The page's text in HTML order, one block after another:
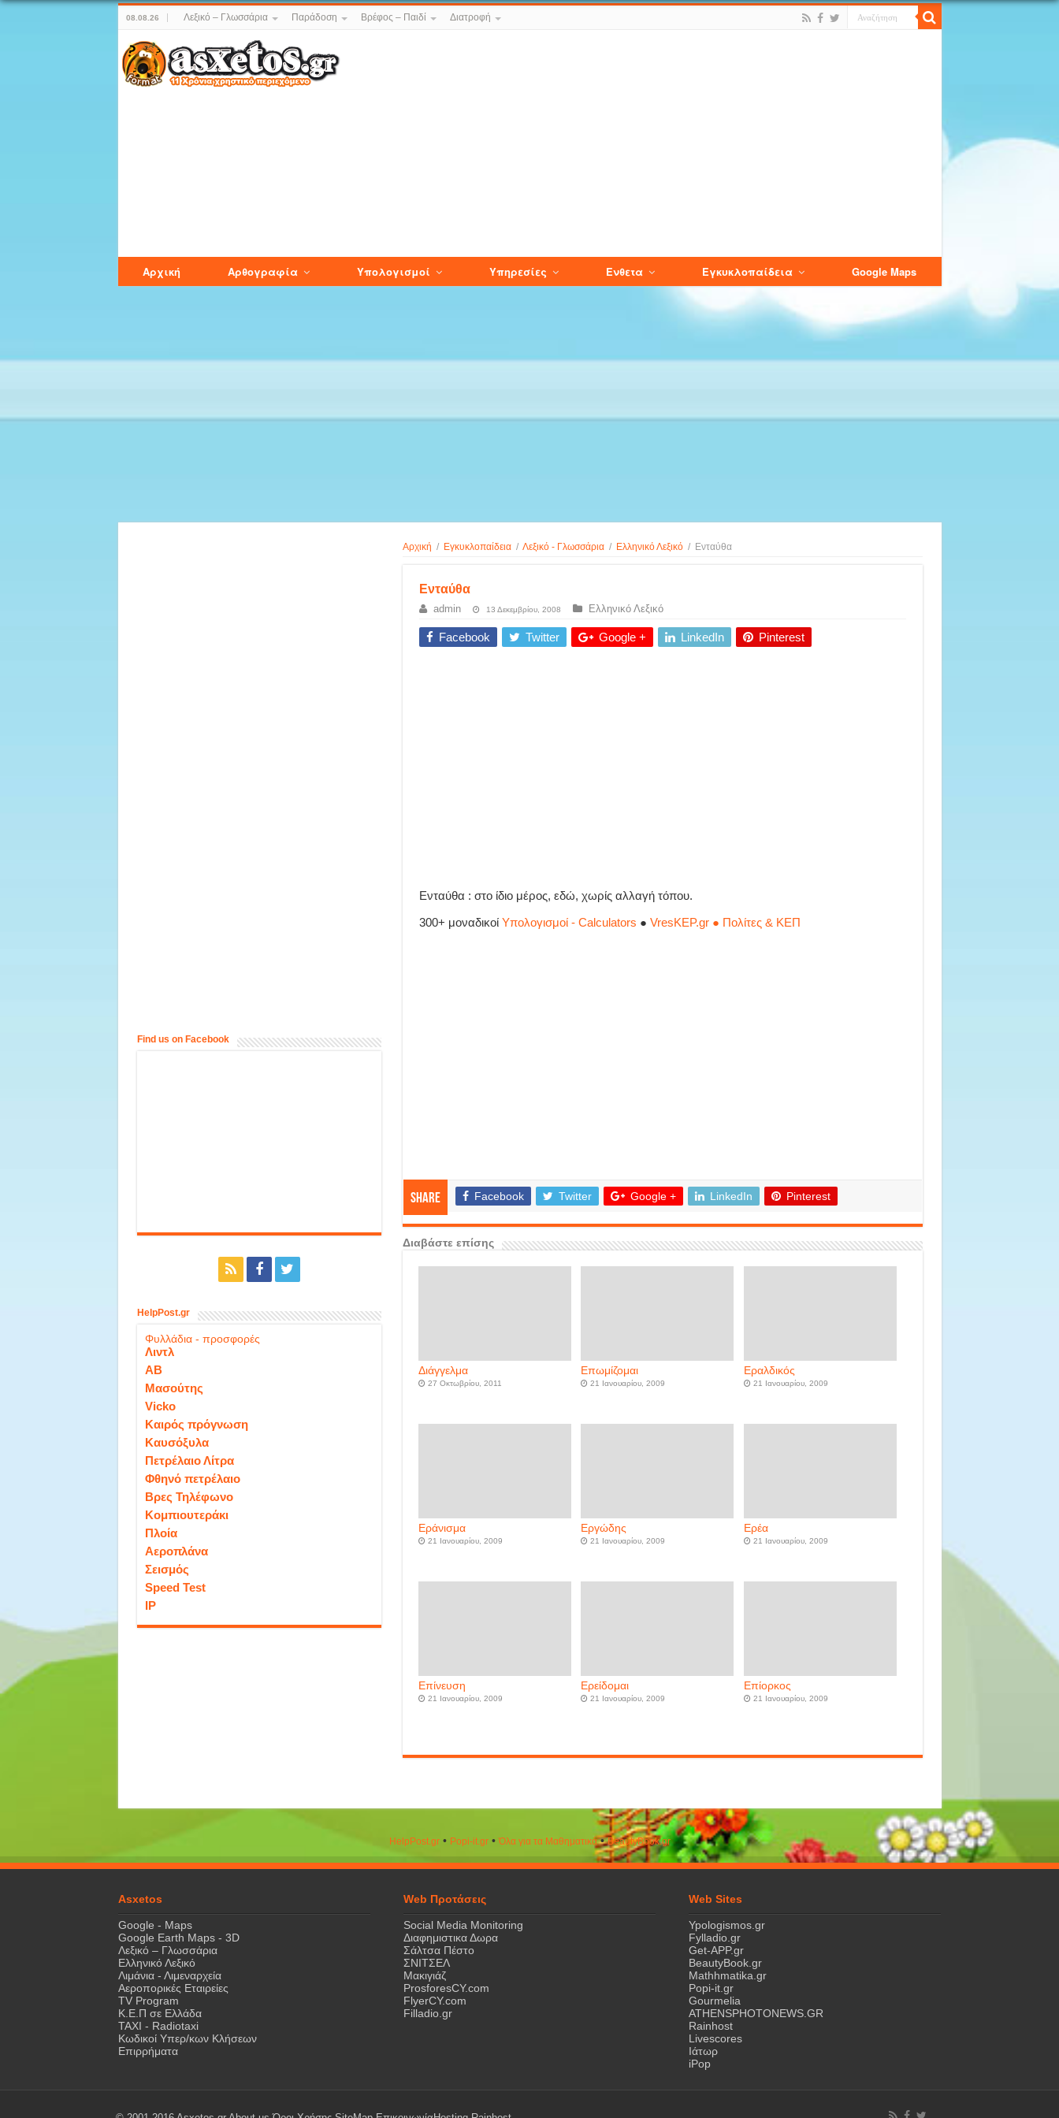
08.08.26 Λεξικό – Γλωσσάρια Παράδοση Βρέφος – Παιδί Διατροφή
Αρχική Αρθογραφία Υπολογισμοί Υπηρεσίες Ενθετα Εγκυκλοπαίδεια Google Maps
Αρχική / Εγκυκλοπαίδεια / Λεξικό - Γλωσσάρια / Ελληνικό Λεξικό / Ενταύθα
Ενταύθα
admin 13 Δεκεμβρίου, 2008 Ελληνικό Λεξικό
Facebook Twitter Google + LinkedIn Pinterest
Ενταύθα : στο ίδιο μέρος, εδώ, χωρίς αλλαγή τόπου.
300+ μοναδικοί Υπολογισμοί - Calculators ● VresKEP.gr ● Πολίτες & ΚΕΠ
Share Facebook Twitter Google + LinkedIn Pinterest
Διαβάστε επίσης
Διάγγελμα
27 Οκτωβρίου, 2011
Επωμίζομαι
21 Ιανουαρίου, 2009
Εραλδικός
21 Ιανουαρίου, 2009
Εράνισμα
21 Ιανουαρίου, 2009
Εργώδης
21 Ιανουαρίου, 2009
Ερέα
21 Ιανουαρίου, 2009
Επίνευση
21 Ιανουαρίου, 2009
Ερείδομαι
21 Ιανουαρίου, 2009
Επίορκος
21 Ιανουαρίου, 2009
Find us on Facebook
HelpPost.gr
Φυλλάδια - προσφορές
Λιντλ
ΑΒ
Μασούτης
Vicko
Καιρός πρόγνωση
Καυσόξυλα
Πετρέλαιο Λίτρα
Φθηνό πετρέλαιο
Βρες Τηλέφωνο
Κομπιουτεράκι
Πλοία
Αεροπλάνα
Σεισμός
Speed Test
IP
HelpPost.gr• Popi-it.gr•Όλα για τα Μαθηματικά•ΒeautyΒook.gr
Asxetos
Google - Maps
Google Earth Maps - 3D
Λεξικό – Γλωσσάρια
Ελληνικό Λεξικό
Λιμάνια - Λιμεναρχεία
Αεροπορικές Εταιρείες
TV Program
Κ.Ε.Π σε Ελλάδα
ΤΑΧΙ - Radiotaxi
Κωδικοί Υπερ/κων Κλήσεων
Επιρρήματα
Web Προτάσεις
Social Media Monitoring
Διαφημιστικα Δωρα
Σάλτσα Πέστο
ΣΝΙΤΣΕΛ
Μακιγιάζ
ProsforesCY.com
FlyerCY.com
Filladio.gr
Web Sites
Ypologismos.gr
Fylladio.gr
Get-APP.gr
BeautyBook.gr
Mathhmatika.gr
Popi-it.gr
Gourmelia
ATHENSPHOTONEWS.GR
Rainhost
Livescores
Ιάτωρ
iPop